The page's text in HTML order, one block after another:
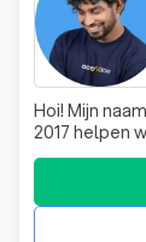
Hoi! Mijn naam
2017 helpen
ontwerpen
Wat ooit
uitgegroeid
Iedere dag